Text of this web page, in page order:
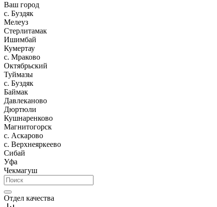
Ваш город
c. Буздяк
Мелеуз
Стерлитамак
Ишимбай
Кумертау
c. Мраково
Октябрьский
Туймазы
c. Буздяк
Баймак
Давлеканово
Дюртюли
Кушнаренково
Магнитогорск
с. Аскарово
с. Верхнеяркеево
Сибай
Уфа
Чекмагуш
Отдел качества